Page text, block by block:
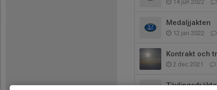
14 jun 2022
Medaljjakten
12 jan 2022
Kontrakt och
2 dec 2021